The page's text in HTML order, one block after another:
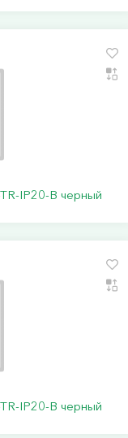
IP20-B черный
IP20-B черный